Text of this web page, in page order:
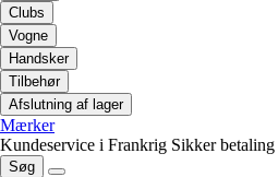
Clubs
Vogne
Handsker
Tilbehør
Afslutning af lager
Mærker
Kundeservice i Frankrig Sikker betaling
Søg